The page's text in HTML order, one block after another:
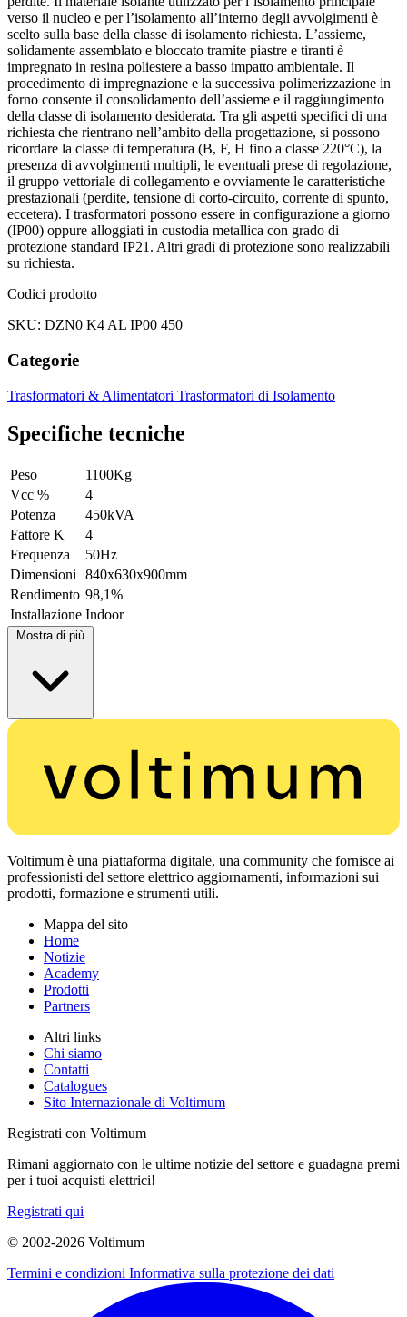
verso il nucleo e per l’isolamento all’interno degli avvolgimenti è
scelto sulla base della classe di isolamento richiesta. L’assieme,
solidamente assemblato e bloccato tramite piastre e tiranti è
impregnato in resina poliestere a basso impatto ambientale. Il
procedimento di impregnazione e la successiva polimerizzazione in
forno consente il consolidamento dell’assieme e il raggiungimento
della classe di isolamento desiderata. Tra gli aspetti specifici di una
richiesta che rientrano nell’ambito della progettazione, si possono
ricordare la classe di temperatura (B, F, H fino a classe 220°C), la
presenza di avvolgimenti multipli, le eventuali prese di regolazione,
il gruppo vettoriale di collegamento e ovviamente le caratteristiche
prestazionali (perdite, tensione di corto-circuito, corrente di spunto,
eccetera). I trasformatori possono essere in configurazione a giorno
(IP00) oppure alloggiati in custodia metallica con grado di
protezione standard IP21. Altri gradi di protezione sono realizzabili
su richiesta.
Codici prodotto
SKU: DZN0 K4 AL IP00 450
Categorie
Trasformatori & Alimentatori Trasformatori di Isolamento
Specifiche tecniche
Peso
1100Kg
Vcc %
4
Potenza
450kVA
Fattore K
4
Frequenza
50Hz
Dimensioni
840x630x900mm
Rendimento 98,1%
Installazione Indoor
Mostra di più
Voltimum è una piattaforma digitale, una community che fornisce ai
professionisti del settore elettrico aggiornamenti, informazioni sui
prodotti, formazione e strumenti utili.
Mappa del sito
Home
Notizie
Academy
Prodotti
Partners
Altri links
Chi siamo
Contatti
Catalogues
Sito Internazionale di Voltimum
Registrati con Voltimum
Rimani aggiornato con le ultime notizie del settore e guadagna premi
per i tuoi acquisti elettrici!
Registrati qui
© 2002-2026 Voltimum
Termini e condizioni Informativa sulla protezione dei dati